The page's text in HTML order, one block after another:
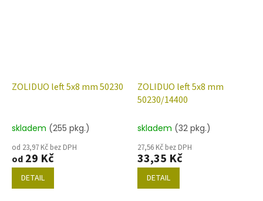
ZOLIDUO left 5x8 mm 50230
skladem (255 pkg.)
od 23,97 Kč bez DPH
od 29 Kč
DETAIL
ZOLIDUO left 5x8 mm
50230/14400
skladem (32 pkg.)
27,56 Kč bez DPH
33,35 Kč
DETAIL